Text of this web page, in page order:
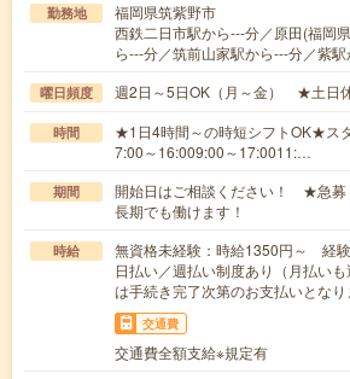
勤務地
福岡県筑紫野市
西鉄二日市駅から---分／原田(福岡
ら---分／筑前山家駅から---分／紫
曜日頻度 週2日～5日OK（月～金） ★土日
時間
★1日4時間～の時短シフトOK★ス
7:00～16:009:00～17:0011:…
期間
開始日はご相談ください！ ★急
長期でも働けます！
時給
無資格未経験：時給1350円～ 経
日払い／週払い制度あり（月払い
は手続き完了次第のお支払いとなり
交通費
交通費全額支給※規定有